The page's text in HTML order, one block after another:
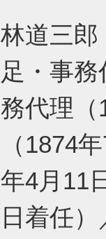
林道三郎
足・事
務代理（
（1874
年4月11
日着任